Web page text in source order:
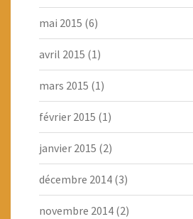
mai 2015 (6)
avril 2015 (1)
mars 2015 (1)
février 2015 (1)
janvier 2015 (2)
décembre 2014 (3)
novembre 2014 (2)